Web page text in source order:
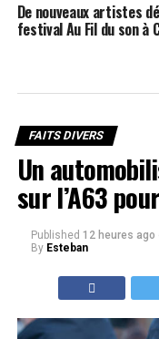
De nouveaux artistes
festival Au Fil du son à
FAITS DIVERS
Un
sur l’A63
Published 12 heures ago
By Esteban